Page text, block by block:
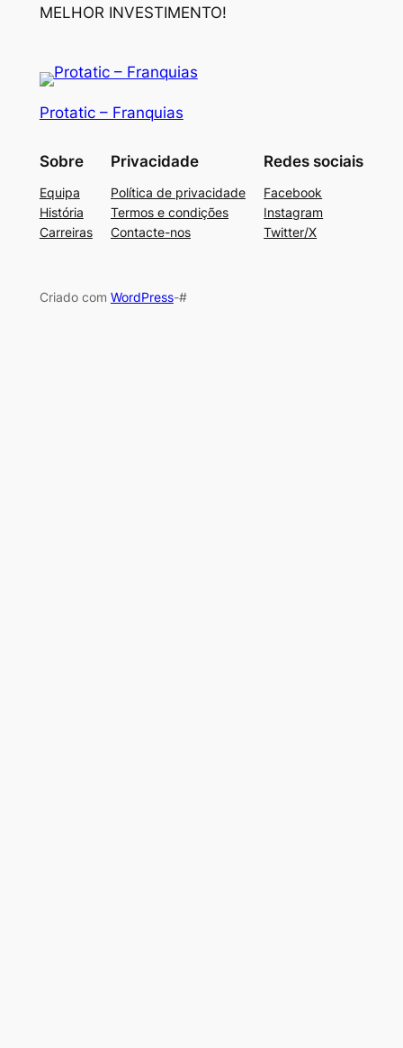
MELHOR INVESTIMENTO!
Protatic – Franquias
Sobre
Equipa
História
Carreiras
Privacidade
Política de privacidade
Termos e condições
Contacte-nos
Redes sociais
Facebook
Instagram
Twitter/X
Criado com WordPress-#